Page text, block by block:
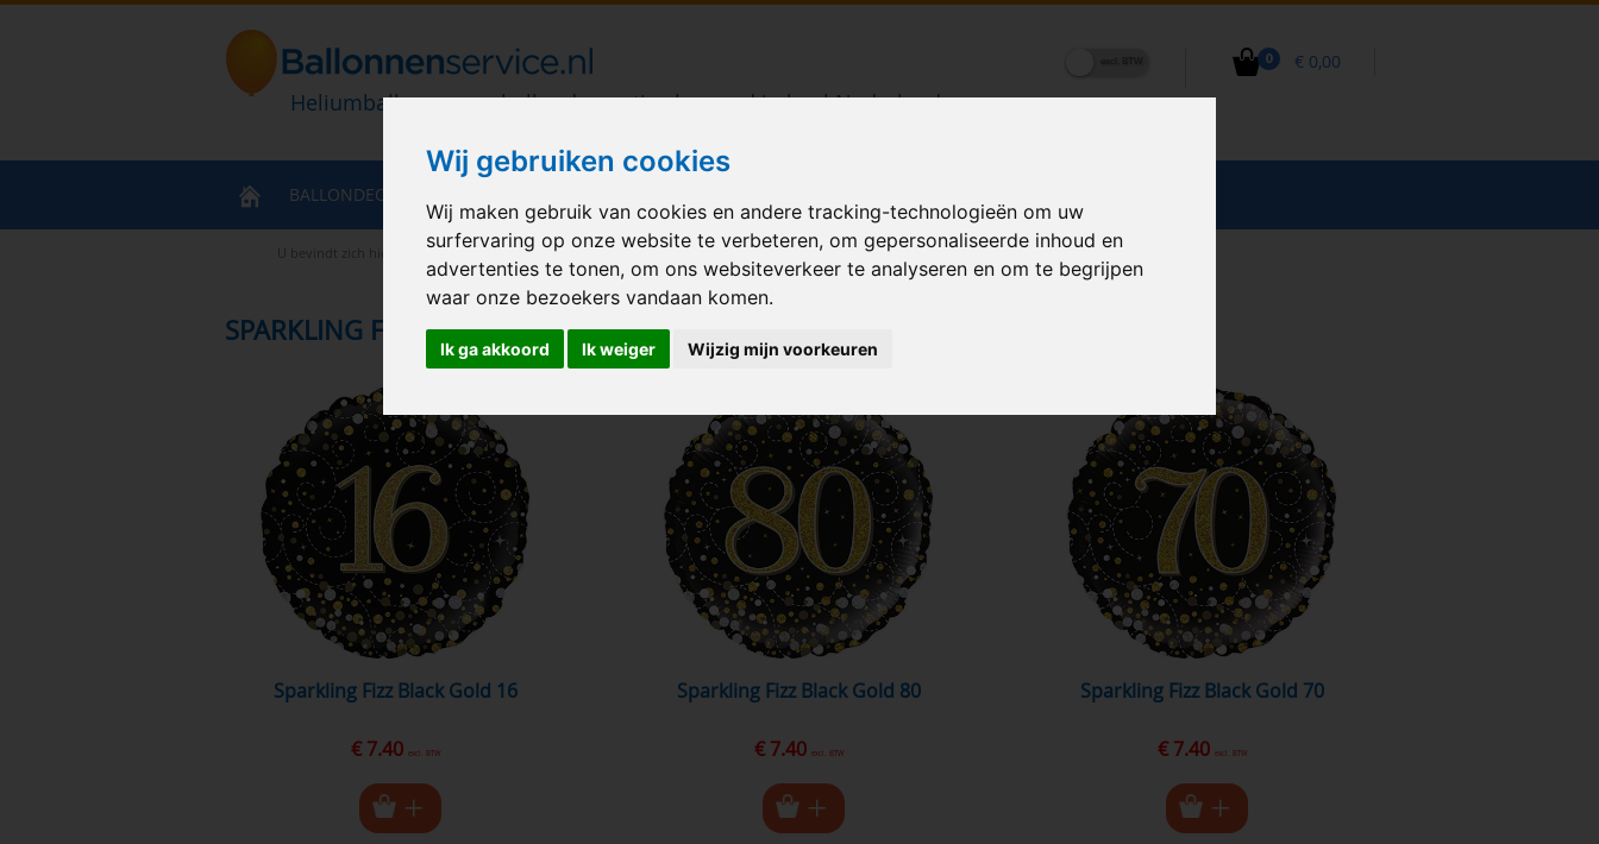
Wij gebruiken cookies
Wij maken gebruik van cookies en andere tracking-technologieën om uw
surfervaring op onze website te verbeteren, om gepersonaliseerde inhoud en
advertenties te tonen, om ons websiteverkeer te analyseren en om te begrijpen
waar onze bezoekers vandaan komen.
Ik ga akkoord Ik weiger Wijzig mijn voorkeuren
0 € 0,00
Heliumballonnen en ballondecoraties bezorgd in heel Nederland
U bevindt zich hier Home > Cat-sparkling-fizz-black-gold
BALLONDECORATIES
SPARKLING FIZZ BLACK GOLD
Sparkling Fizz Black Gold 16
€ 7.40 excl. BTW
Sparkling Fizz Black Gold 80
€ 7.40 excl. BTW
Sparkling Fizz Black Gold 70
€ 7.40 excl. BTW